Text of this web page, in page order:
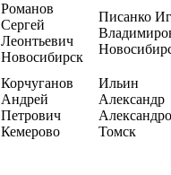
Романов
Сергей
Леонтьевич
Новосибирск
Писанко
Корчуганов
Андрей
Петрович
Кемерово
Ильин
Александр
Томск